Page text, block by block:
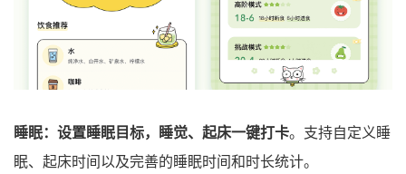
睡眠：设置睡眠目标，睡觉、起床一键打卡。支持自定义睡
眠、起床时间以及完善的睡眠时间和时长统计。